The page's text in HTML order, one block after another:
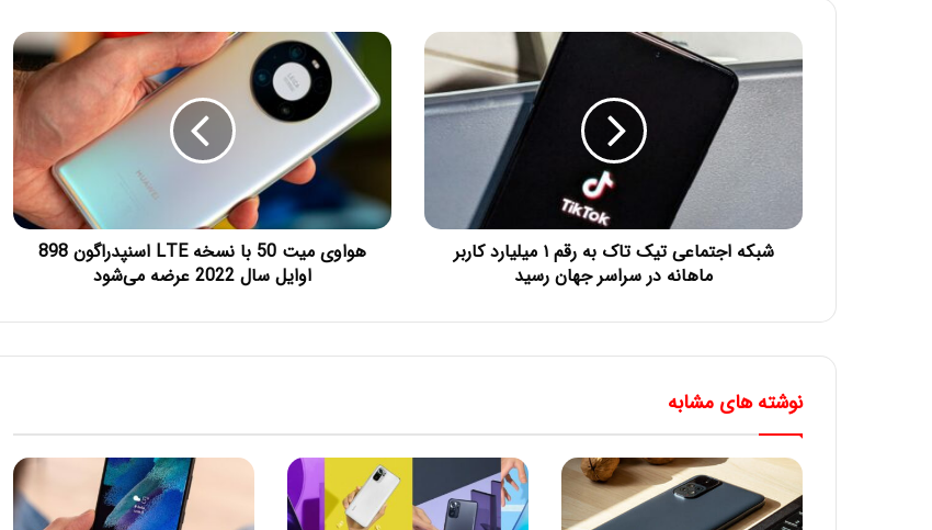
شبکه اجتماعی تیک‌ تاک به رقم ۱ میلیارد کاربر
ماهانه در سراسر جهان رسید
هواوی میت 50 با نسخه LTE اسنپدراگون 898
اوایل سال 2022 عرضه می‌شود
نوشته های مشابه